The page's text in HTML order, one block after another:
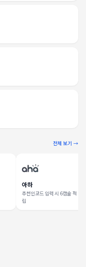
전체 보기 →
아하
추천인코드 입력 시 6캡슐 적
립